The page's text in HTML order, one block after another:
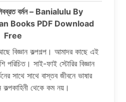
বর্মন – Banialulu By
Books PDF Download
Free
বিজ্ঞান কল্পগল্প। আমাদর কাছে এই
পরিচিত। সাই-ফাই স্টোরির বিজ্ঞান
সাথে সাথে বাস্তব জীবনে ভাষার
কল্পকাহিনী থেকে কম নয়।